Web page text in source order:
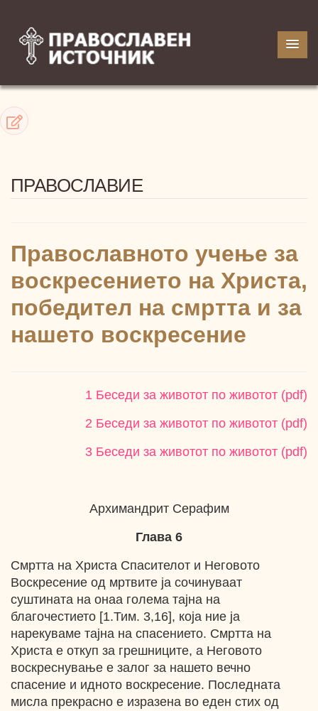
ПРАВОСЛАВИЕ
Православното учење за
воскресението на Христа,
победител на смртта и за
нашето воскресение
1 Беседи за животот по животот (pdf)
2 Беседи за животот по животот (pdf)
3 Беседи за животот по животот (pdf)
Архимандрит Серафим
Глава 6
Смртта на Христа Спасителот и Неговото
Воскресение од мртвите ја сочинуваат
суштината на онаа голема тајна на
благочестието [1.Тим. 3,16], која ние ја
нарекуваме тајна на спасението. Смртта на
Христа е откуп за грешниците, а Неговото
воскреснување е залог за нашето вечно
спасение и идното воскресение. Последната
мисла прекрасно е изразена во еден стих од